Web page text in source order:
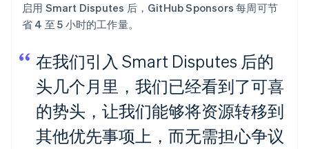
启用 Smart Disputes 后，GitHub Sponsors 每周可节
省 4 至 5 小时的工作量。
在我们引入 Smart Disputes 后的
头几个月里，我们已经看到了可喜
的势头，让我们能够将资源转移到
其他优先事项上，而无需担心争议